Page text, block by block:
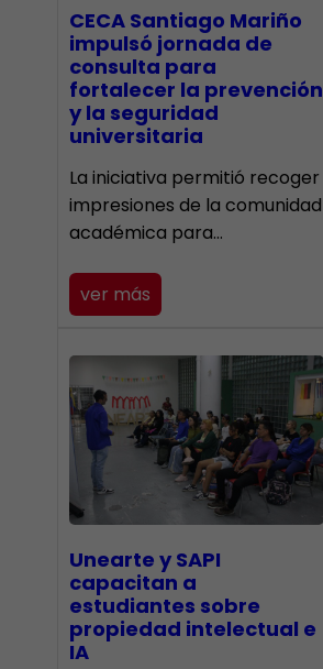
CECA Santiago Mariño
impulsó jornada de
consulta para
fortalecer la prevención
y la seguridad
universitaria
La iniciativa permitió recoger
impresiones de la comunidad
académica para…
ver más
Unearte y SAPI
capacitan a
estudiantes sobre
propiedad intelectual e
IA